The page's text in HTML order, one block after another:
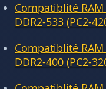
Compatiblité RAM
DDR2-533 (PC2-
Compatiblité RAM
DDR2-400 (PC2-